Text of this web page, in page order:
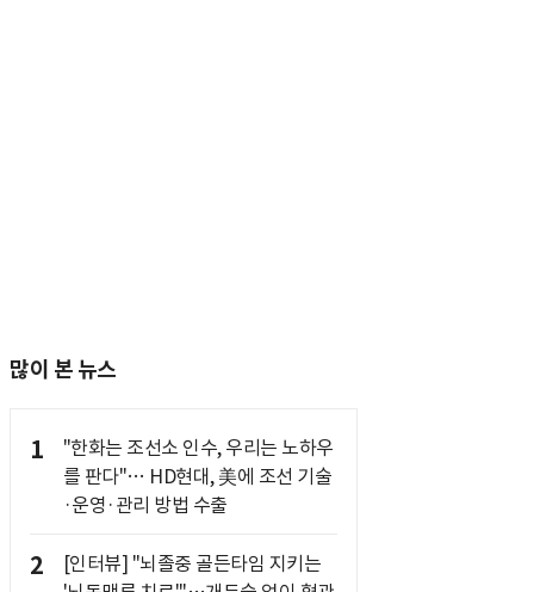
많이 본 뉴스
1
"한화는 조선소 인수, 우리는 노하우
를 판다"… HD현대, 美에 조선 기술
·운영·관리 방법 수출
2
[인터뷰] "뇌졸중 골든타임 지키는